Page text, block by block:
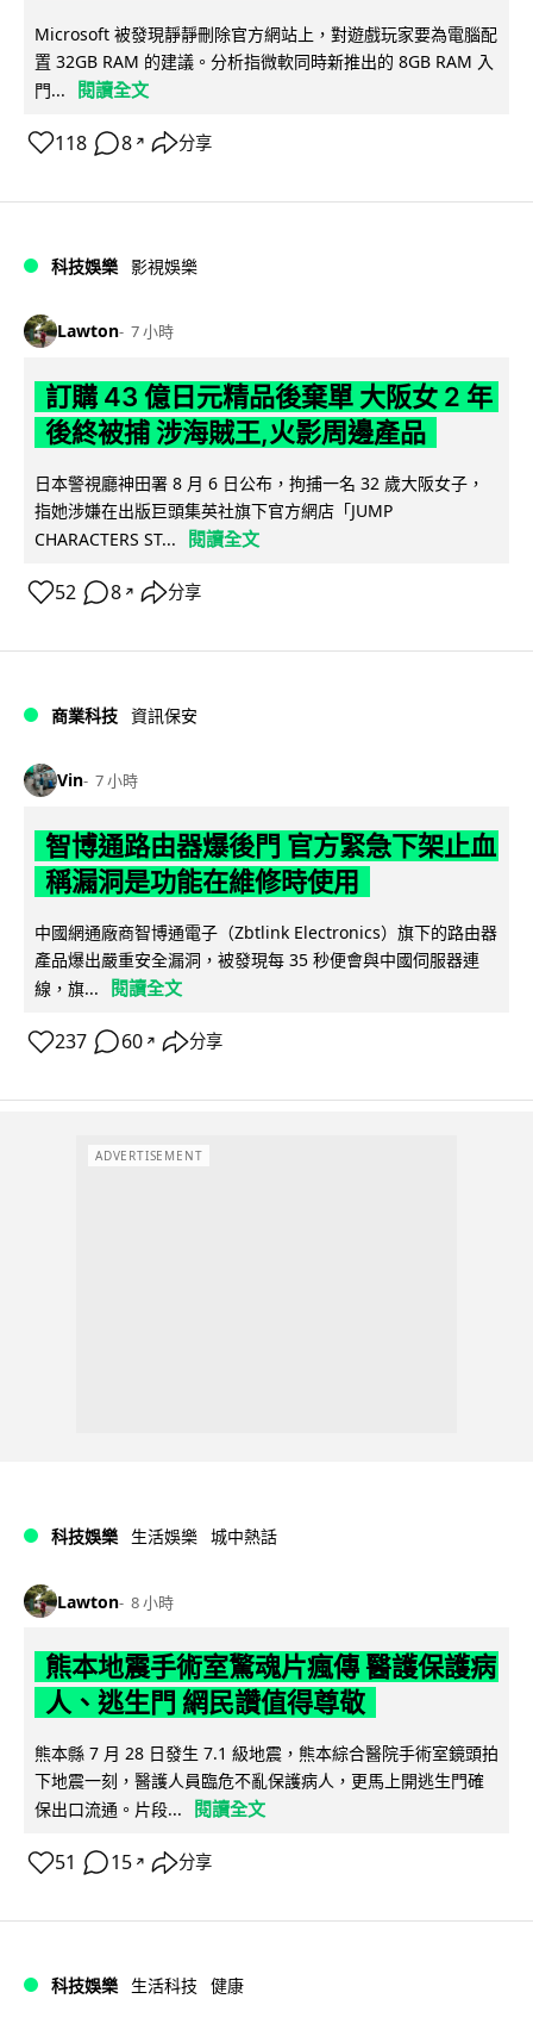
Microsoft 被發現靜靜刪除官方網站上，對遊戲玩家要為電腦配
置 32GB RAM 的建議。分析指微軟同時新推出的 8GB RAM 入
門...
閱讀全文
118 8 ↗ 分享
科技娛樂 影視娛樂
Lawton 7 小時
訂購 43 億日元精品後棄單 大阪女 2 年
後終被捕 涉海賊王,火影周邊產品
日本警視廳神田署 8 月 6 日公布，拘捕一名 32 歲大阪女子，
指她涉嫌在出版巨頭集英社旗下官方網店「JUMP
CHARACTERS ST...
閱讀全文
52 8 ↗ 分享
商業科技 資訊保安
Vin 7 小時
智博通路由器爆後門 官方緊急下架止血
稱漏洞是功能在維修時使用
中國網通廠商智博通電子（Zbtlink Electronics）旗下的路由器
產品爆出嚴重安全漏洞，被發現每 35 秒便會與中國伺服器連
線，旗...
閱讀全文
237 60 ↗ 分享
ADVERTISEMENT
科技娛樂 生活娛樂 城中熱話
Lawton 8 小時
熊本地震手術室驚魂片瘋傳 醫護保護病
人、逃生門 網民讚值得尊敬
熊本縣 7 月 28 日發生 7.1 級地震，熊本綜合醫院手術室鏡頭拍
下地震一刻，醫護人員臨危不亂保護病人，更馬上開逃生門確
保出口流通。片段...
閱讀全文
51 15 ↗ 分享
科技娛樂 生活科技 健康